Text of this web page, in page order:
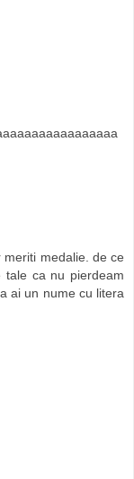
medalie. de ce
tale ca nu pierdeam
ai un nume cu litera